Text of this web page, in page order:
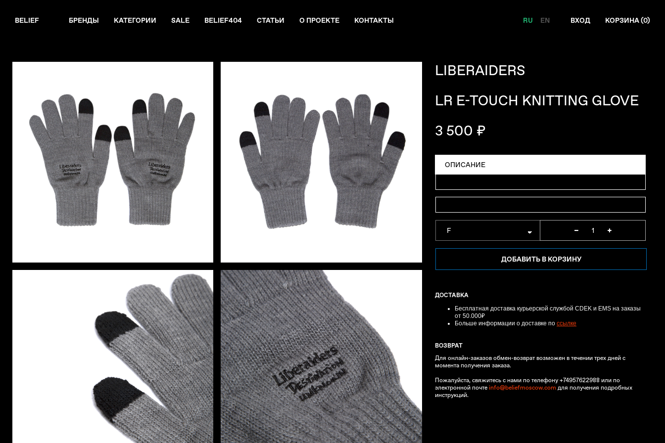
BELIEF БРЕНДЫ КАТЕГОРИИ SALE BELIEF404 СТАТЬИ О ПРОЕКТЕ КОНТАКТЫ RU EN ВХОД КОРЗИНА (0)
LIBERAIDERS
LR E-TOUCH KNITTING GLOVE
3 500 ₽
ОПИСАНИЕ
ДОБАВИТЬ В КОРЗИНУ
ДОСТАВКА
Бесплатная доставка курьерской службой CDEK и EMS на заказы
от 50.000₽
Больше информации о доставке поссылке
ВОЗВРАТ
Для онлайн-заказов обмен-возврат возможен в течении трех дней с
момента получения заказа.
Пожалуйста, свяжитесь с нами по телефону +74957622988 или по
электронной почтеinfo@beliefmoscow.com для получения подробных
инструкций.